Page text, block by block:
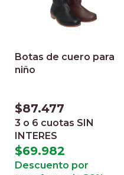
Botas de cuero para
niño
$87.477
3 o 6 cuotas SIN
INTERES
$69.982
Descuento por